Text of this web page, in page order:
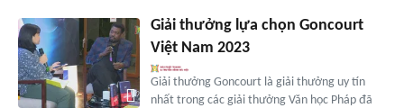
Giải thưởng lựa chọn Goncourt
Việt Nam 2023
Giải thưởng Goncourt là giải thưởng uy tín
nhất trong các giải thưởng Văn học Pháp đã